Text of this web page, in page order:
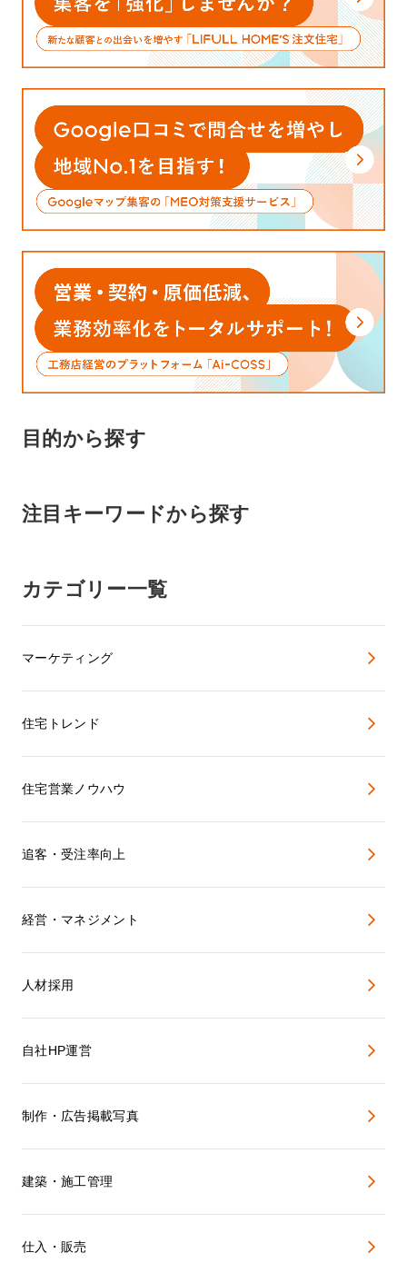
目的から探す
注目キーワードから探す
カテゴリー一覧
マーケティング
住宅トレンド
住宅営業ノウハウ
追客・受注率向上
経営・マネジメント
人材採用
自社HP運営
制作・広告掲載写真
建築・施工管理
仕入・販売